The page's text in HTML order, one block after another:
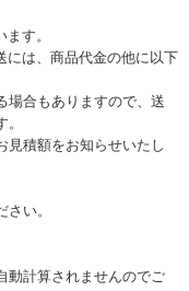
す。
には、商品代金の他に以下
場合もありますので、送
見積額をお知らせいたし
い。
動計算されませんのでご